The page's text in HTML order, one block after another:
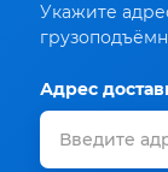
Укажите
Адрес